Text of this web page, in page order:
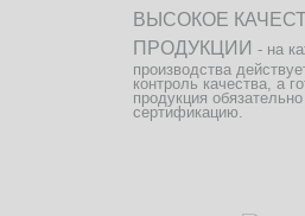
ВЫСОКОЕ
ПРОДУКЦИИ - на
производства
контроль качества, а
продукция
сертификацию.